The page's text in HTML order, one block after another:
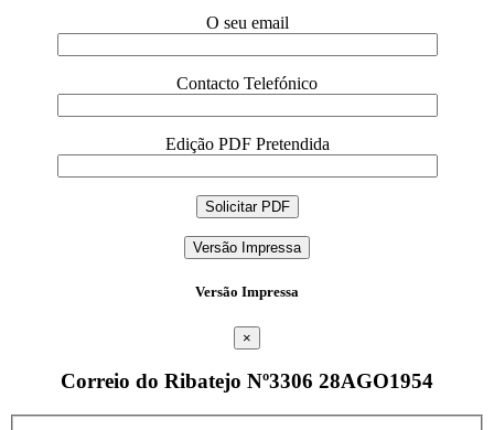
O seu email
Contacto Telefónico
Edição PDF Pretendida
Versão Impressa
Versão Impressa
×
Correio do Ribatejo Nº3306 28AGO1954